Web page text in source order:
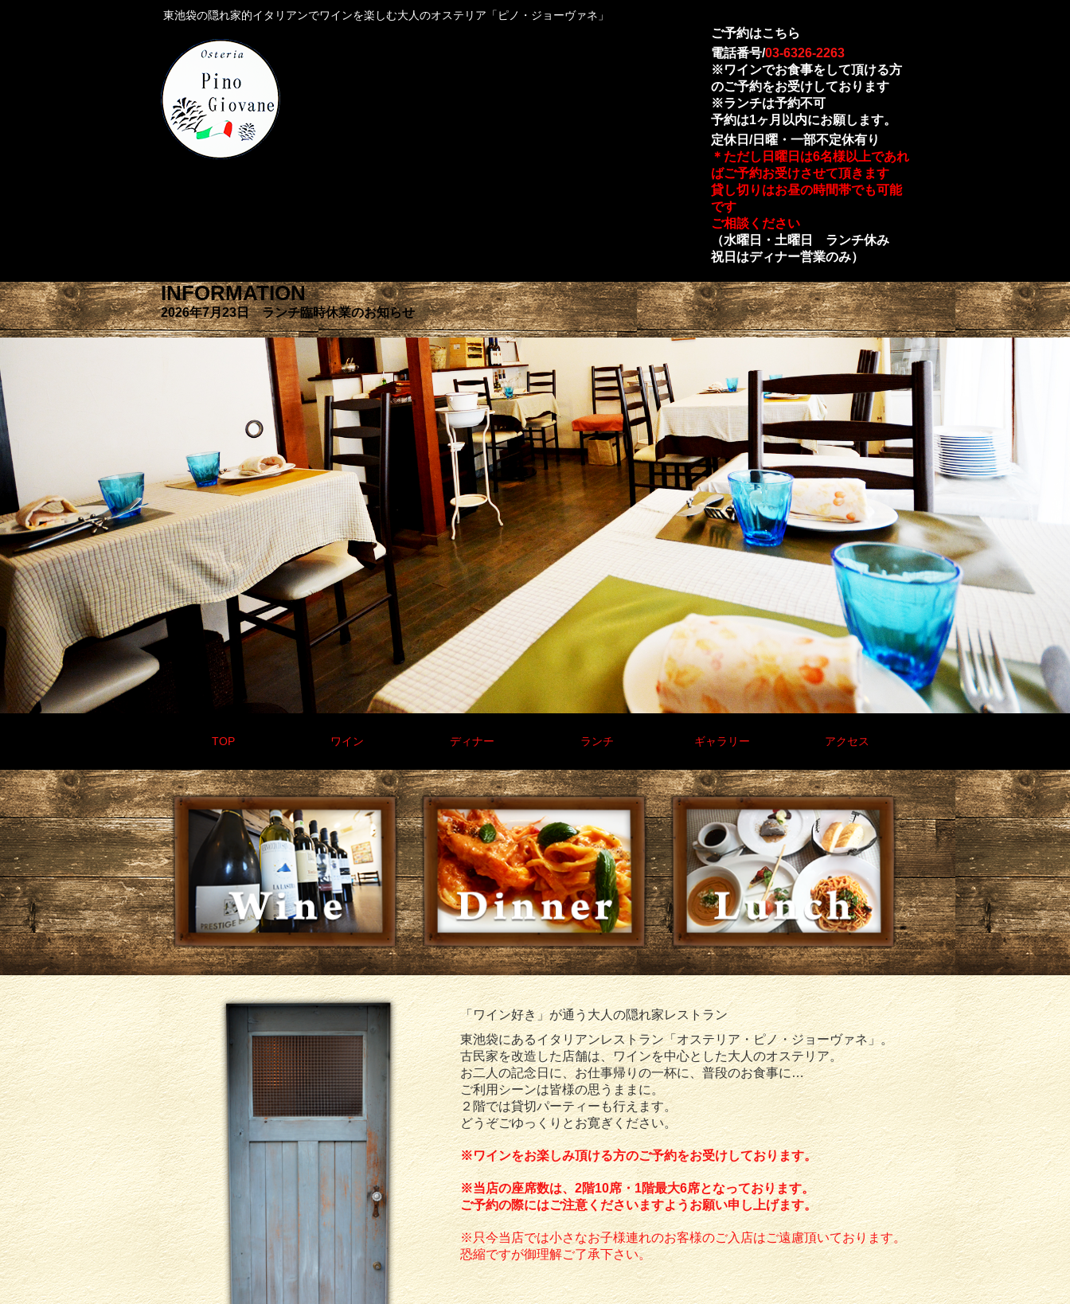
東池袋の隠れ家的イタリアンでワインを楽しむ大人のオステリア「ピノ・ジョーヴァネ」
ご予約はこちら
電話番号/03-6326-2263
※ワインでお食事をして頂ける方
のご予約をお受けしております
※ランチは予約不可
予約は1ヶ月以内にお願します。
定休日/日曜・一部不定休有り
＊ただし日曜日は6名様以上であれ
ばご予約お受けさせて頂きます
貸し切りはお昼の時間帯でも可能
です
ご相談ください
（水曜日・土曜日 ランチ休み
祝日はディナー営業のみ）
INFORMATION
2026年7月23日 ランチ臨時休業のお知らせ
TOP ワイン ディナー ランチ ギャラリー アクセス
「ワイン好き」が通う大人の隠れ家レストラン
東池袋にあるイタリアンレストラン「オステリア・ピノ・ジョーヴァネ」。
古民家を改造した店舗は、ワインを中心とした大人のオステリア。
お二人の記念日に、お仕事帰りの一杯に、普段のお食事に…
ご利用シーンは皆様の思うままに。
２階では貸切パーティーも行えます。
どうぞごゆっくりとお寛ぎください。
※ワインをお楽しみ頂ける方のご予約をお受けしております。
※当店の座席数は、2階10席・1階最大6席となっております。
ご予約の際にはご注意くださいますようお願い申し上げます。
※只今当店では小さなお子様連れのお客様のご入店はご遠慮頂いております。
恐縮ですが御理解ご了承下さい。